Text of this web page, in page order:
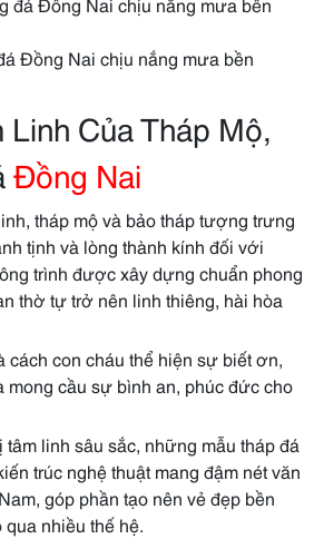
Đồng Nai chịu nắng mưa bền
Của Tháp Mộ,
Đồng Nai
tháp mộ và bảo tháp tượng trưng
tịnh và lòng thành kính đối với
trình được xây dựng chuẩn phong
thờ tự trở nên linh thiêng, hài hòa
con cháu thể hiện sự biết ơn,
mong cầu sự bình an, phúc đức cho
linh sâu sắc, những mẫu tháp đá
trúc nghệ thuật mang đậm nét văn
góp phần tạo nên vẻ đẹp bền
nhiều thế hệ.